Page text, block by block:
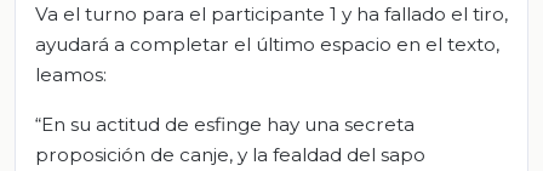
Va el turno para el participante 1 y ha fallado el tiro,
ayudará a completar el último espacio en el texto,
leamos:
“En su actitud de esfinge hay una secreta
proposición de canje, y la fealdad del sapo